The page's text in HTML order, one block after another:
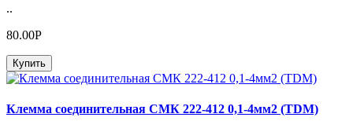
..
80.00Р
Купить
Клемма соединительная СМК 222-412 0,1-4мм2 (TDM)